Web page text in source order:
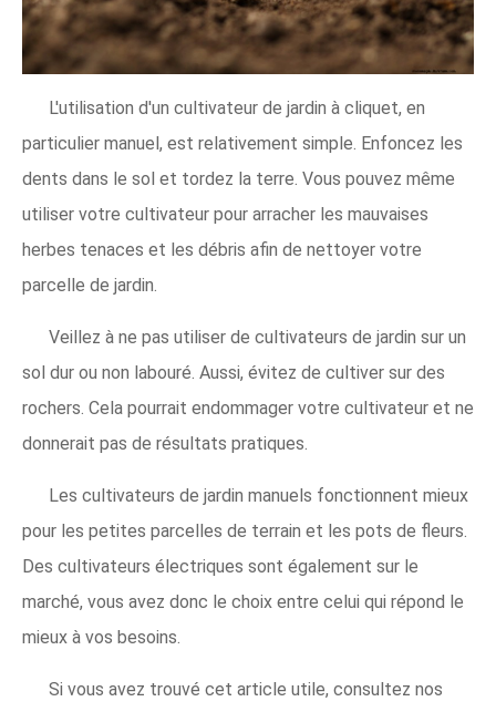
L'utilisation d'un cultivateur de jardin à cliquet, en
particulier manuel, est relativement simple. Enfoncez les
dents dans le sol et tordez la terre. Vous pouvez même
utiliser votre cultivateur pour arracher les mauvaises
herbes tenaces et les débris afin de nettoyer votre
parcelle de jardin.
Veillez à ne pas utiliser de cultivateurs de jardin sur un
sol dur ou non labouré. Aussi, évitez de cultiver sur des
rochers. Cela pourrait endommager votre cultivateur et ne
donnerait pas de résultats pratiques.
Les cultivateurs de jardin manuels fonctionnent mieux
pour les petites parcelles de terrain et les pots de fleurs.
Des cultivateurs électriques sont également sur le
marché, vous avez donc le choix entre celui qui répond le
mieux à vos besoins.
Si vous avez trouvé cet article utile, consultez nos